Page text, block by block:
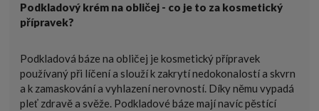
Podkladový krém na obličej - co je to za kosmetický
přípravek?
Podkladová báze na obličej je kosmetický přípravek
používaný při líčení a slouží k zakrytí nedokonalostí a skvrn
a k zamaskování a vyhlazení nerovností. Díky němu vypadá
pleť zdravě a svěže. Podkladové báze mají navíc pěstící